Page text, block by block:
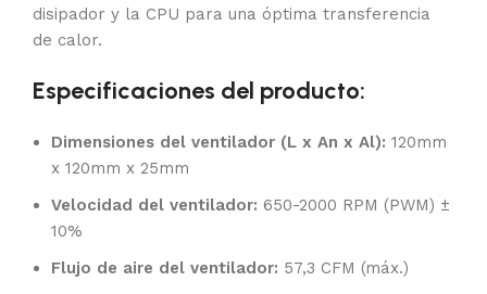
disipador y la CPU para una óptima transferencia
de calor.
Especificaciones del producto:
Dimensiones del ventilador (L x An x Al): 120mm
x 120mm x 25mm
Velocidad del ventilador: 650-2000 RPM (PWM) ±
10%
Flujo de aire del ventilador: 57,3 CFM (máx.)